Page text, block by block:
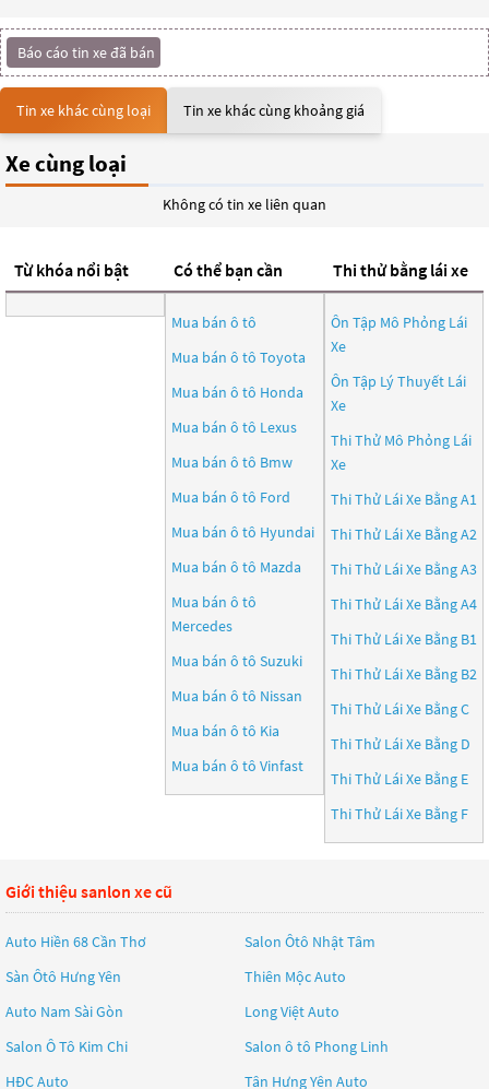
Báo cáo tin xe đã bán
Tin xe khác cùng loại Tin xe khác cùng khoảng giá
Xe cùng loại
Không có tin xe liên quan
Từ khóa nổi bật Có thể bạn cần
Mua bán ô tô
Mua bán ô tô Toyota
Mua bán ô tô Honda
Mua bán ô tô Lexus
Mua bán ô tô Bmw
Mua bán ô tô Ford
Mua bán ô tô Hyundai
Mua bán ô tô Mazda
Mua bán ô tô
Mercedes
Mua bán ô tô Suzuki
Mua bán ô tô Nissan
Mua bán ô tô Kia
Mua bán ô tô Vinfast
Thi thử bằng lái xe
Ôn Tập Mô Phỏng Lái
Xe
Ôn Tập Lý Thuyết Lái
Xe
Thi Thử Mô Phỏng Lái
Xe
Thi Thử Lái Xe Bằng A1
Thi Thử Lái Xe Bằng A2
Thi Thử Lái Xe Bằng A3
Thi Thử Lái Xe Bằng A4
Thi Thử Lái Xe Bằng B1
Thi Thử Lái Xe Bằng B2
Thi Thử Lái Xe Bằng C
Thi Thử Lái Xe Bằng D
Thi Thử Lái Xe Bằng E
Thi Thử Lái Xe Bằng F
Giới thiệu sanlon xe cũ
Auto Hiền 68 Cần Thơ
Salon Ôtô Nhật Tâm
Sàn Ôtô Hưng Yên
Thiên Mộc Auto
Auto Nam Sài Gòn
Long Việt Auto
Salon Ô Tô Kim Chi
Salon ô tô Phong Linh
HĐC Auto
Tân Hưng Yên Auto